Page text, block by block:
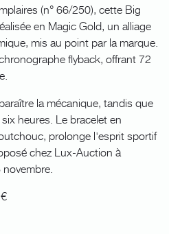
(n° 66/250), cette Big
en Magic Gold, un alliage
mis au point par la marque.
flyback, offrant 72
la mécanique, tandis que
heures. Le bracelet en
prolonge l'esprit sportif
chez Lux-Auction à